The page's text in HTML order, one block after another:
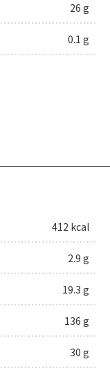
26 g
0.1 g
412 kcal
2.9 g
19.3 g
136 g
30 g